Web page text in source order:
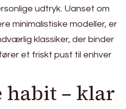
udtryk. Uanset om
minimalistiske modeller, er
klassiker, der binder
et friskt pust til enhver
habit – klar